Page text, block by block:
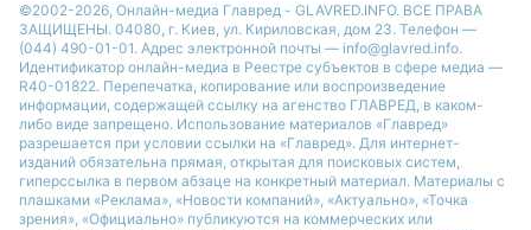
©2002-2026, Онлайн-медиа Главред - GLAVRED.INFO. ВСЕ ПРАВА
ЗАЩИЩЕНЫ. 04080, г. Киев, ул. Кириловская, дом 23. Телефон —
(044) 490-01-01. Адрес электронной почты — info@glavred.info.
Идентификатор онлайн-медиа в Реестре cубъектов в сфере медиа —
R40-01822. Перепечатка, копирование или воспроизведение
информации, содержащей ссылку на агенство ГЛАВРЕД, в каком-
либо виде запрещено. Использование материалов «Главред»
разрешается при условии ссылки на «Главред». Для интернет-
изданий обязательна прямая, открытая для поисковых систем,
гиперссылка в первом абзаце на конкретный материал. Материалы с
плашками «Реклама», «Новости компаний», «Актуально», «Точка
зрения», «Официально» публикуются на коммерческих или